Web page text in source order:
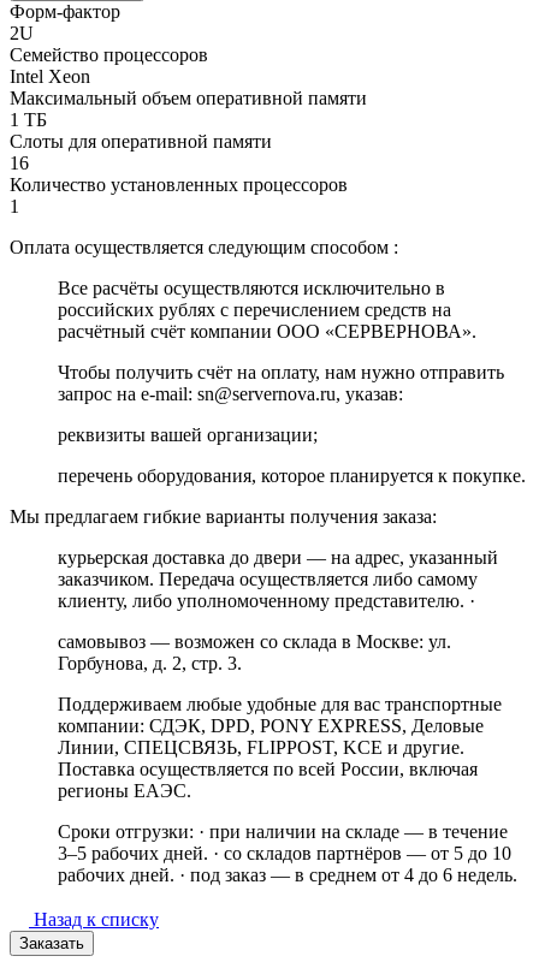
Форм-фактор
2U
Семейство процессоров
Intel Xeon
Максимальный объем оперативной памяти
1 ТБ
Слоты для оперативной памяти
16
Количество установленных процессоров
1
Оплата осуществляется следующим способом :
Все расчёты осуществляются исключительно в
российских рублях с перечислением средств на
расчётный счёт компании ООО «СЕРВЕРНОВА».
Чтобы получить счёт на оплату, нам нужно отправить
запрос на e-mail: sn@servernova.ru, указав:
реквизиты вашей организации;
перечень оборудования, которое планируется к покупке.
Мы предлагаем гибкие варианты получения заказа:
курьерская доставка до двери — на адрес, указанный
заказчиком. Передача осуществляется либо самому
клиенту, либо уполномоченному представителю. ·
самовывоз — возможен со склада в Москве: ул.
Горбунова, д. 2, стр. 3.
Поддерживаем любые удобные для вас транспортные
компании: СДЭК, DPD, PONY EXPRESS, Деловые
Линии, СПЕЦСВЯЗЬ, FLIPPOST, KCE и другие.
Поставка осуществляется по всей России, включая
регионы ЕАЭС.
Сроки отгрузки: · при наличии на складе — в течение
3–5 рабочих дней. · со складов партнёров — от 5 до 10
рабочих дней. · под заказ — в среднем от 4 до 6 недель.
Назад к списку
Заказать